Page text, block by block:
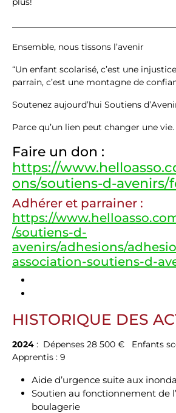
Ensemble, nous tissons l’avenir
“Un enfant scolarisé, c’est une
parrain, c’est une montagne de
Soutenez aujourd’hui Soutiens
Parce qu’un lien peut changer une vie.
Faire un don :
https://
ons/soutiens-d-avenirs/
Adhérer et parrainer :
https://
/soutiens-d-
avenirs/adhesions/
association-soutiens-d-
HISTORIQUE DES
2024 : Dépenses 28 500 € Enfants
Apprentis : 9
Aide d’urgence suite aux
Soutien au fonctionnement de
boulagerie